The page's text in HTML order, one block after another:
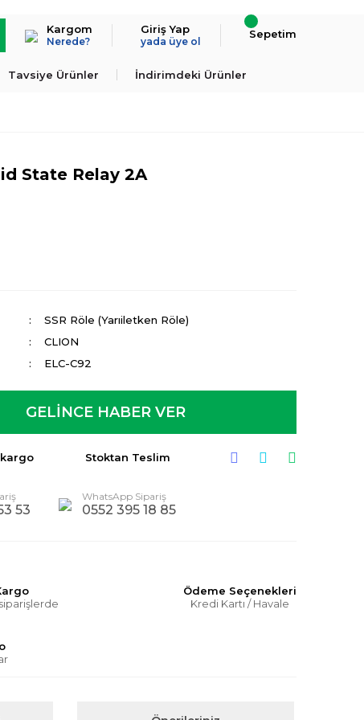
Kargom
Nerede?
Giriş Yap
yada üye ol
Sepetim
Tavsiye Ürünler İndirimdeki Ürünler
State Relay 2A
SSR Röle (Yarıiletken Röle)
CLION
ELC-C92
GELİNCE HABER VER
Stoktan Teslim
53
WhatsApp Sipariş
0552 395 18 85
Ödeme Seçenekleri
Kredi Kartı / Havale